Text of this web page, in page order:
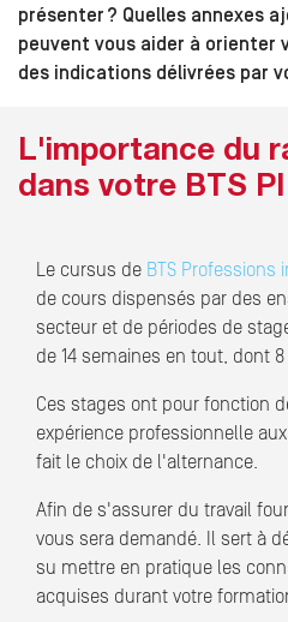
présenter ? Quelles annexes
peuvent vous aider à orienter
des indications délivrées par
L'importance du
dans votre BTS PI
Le cursus de BTS Professions
de cours dispensés par des
secteur et de périodes de
de 14 semaines en tout, dont
Ces stages ont pour fonction
expérience professionnelle
fait le choix de l'alternance.
Afin de s'assurer du travail
vous sera demandé. Il sert à
su mettre en pratique les
acquises durant votre